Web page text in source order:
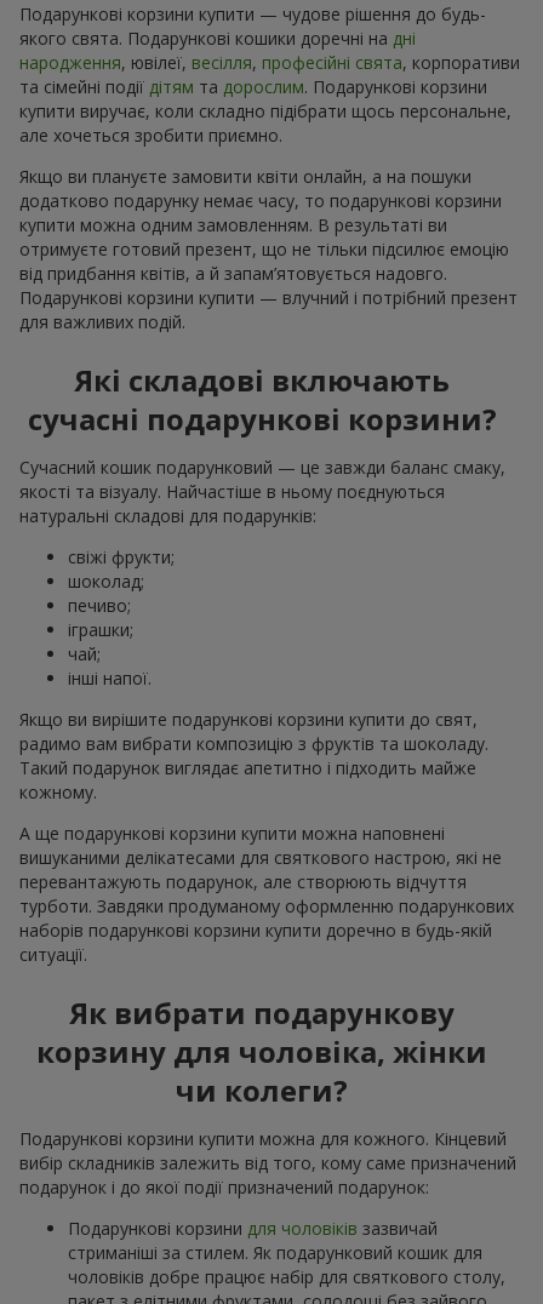
Подарункові корзини купити — чудове рішення до будь-
якого свята. Подарункові кошики доречні на дні
народження, ювілеї, весілля, професійні свята, корпоративи
та сімейні події дітям та дорослим. Подарункові корзини
купити виручає, коли складно підібрати щось персональне,
але хочеться зробити приємно.
Якщо ви плануєте замовити квіти онлайн, а на пошуки
додатково подарунку немає часу, то подарункові корзини
купити можна одним замовленням. В результаті ви
отримуєте готовий презент, що не тільки підсилює емоцію
від придбання квітів, а й запам’ятовується надовго.
Подарункові корзини купити — влучний і потрібний презент
для важливих подій.
Які складові включають
сучасні подарункові корзини?
Сучасний кошик подарунковий — це завжди баланс смаку,
якості та візуалу. Найчастіше в ньому поєднуються
натуральні складові для подарунків:
свіжі фрукти;
шоколад;
печиво;
іграшки;
чай;
інші напої.
Якщо ви вирішите подарункові корзини купити до свят,
радимо вам вибрати композицію з фруктів та шоколаду.
Такий подарунок виглядає апетитно і підходить майже
кожному.
А ще подарункові корзини купити можна наповнені
вишуканими делікатесами для святкового настрою, які не
перевантажують подарунок, але створюють відчуття
турботи. Завдяки продуманому оформленню подарункових
наборів подарункові корзини купити доречно в будь-якій
ситуації.
Як вибрати подарункову
корзину для чоловіка, жінки
чи колеги?
Подарункові корзини купити можна для кожного. Кінцевий
вибір складників залежить від того, кому саме призначений
подарунок і до якої події призначений подарунок:
Подарункові корзини для чоловіків зазвичай
стриманіші за стилем. Як подарунковий кошик для
чоловіків добре працює набір для святкового столу,